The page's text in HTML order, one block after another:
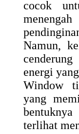
cocok
Namun,
energi
Window
yang
terlihat